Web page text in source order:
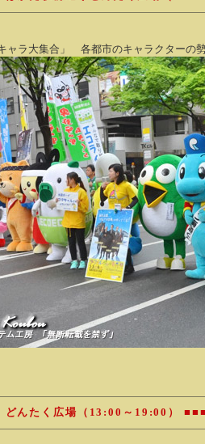
ャラ大集合」 各都市のキャラクター
んたく広場（13:00～19:00）